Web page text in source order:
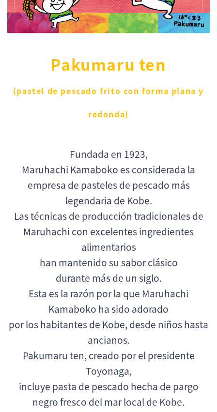
Pakumaru ten
(pastel de pescado frito con forma plana y
redonda)
Fundada en 1923,
Maruhachi Kamaboko es considerada la
empresa de pasteles de pescado más
legendaria de Kobe.
Las técnicas de producción tradicionales de
Maruhachi con excelentes ingredientes
alimentarios
han mantenido su sabor clásico
durante más de un siglo.
Esta es la razón por la que Maruhachi
Kamaboko ha sido adorado
por los habitantes de Kobe, desde niños hasta
ancianos.
Pakumaru ten, creado por el presidente
Toyonaga,
incluye pasta de pescado hecha de pargo
negro fresco del mar local de Kobe.